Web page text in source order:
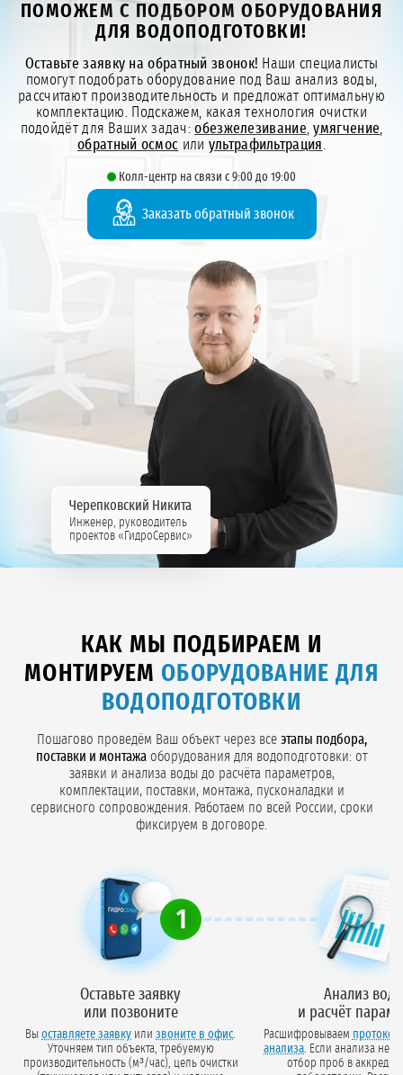
ПОМОЖЕМ С ПОДБОРОМ ОБОРУДОВАНИЯ
ДЛЯ ВОДОПОДГОТОВКИ!
Оставьте заявку на обратный звонок! Наши специалисты
помогут подобрать оборудование под Ваш анализ воды,
рассчитают производительность и предложат оптимальную
комплектацию. Подскажем, какая технология очистки
подойдёт для Ваших задач:обезжелезивание ,умягчение
обратный осмос или ультрафильтрация
Колл-центр на связи с 9:00 до 19:00
Заказать обратный звонок
Черепковский Никита
Инженер, руководитель
проектов «ГидроСервис»
КАК МЫ ПОДБИРАЕМ И
МОНТИРУЕМ ОБОРУДОВАНИЕ ДЛЯ
ВОДОПОДГОТОВКИ
Пошагово проведём Ваш объект через все этапы подбора,
поставки и монтажаоборудования для водоподготовки: от
заявки и анализа воды до расчёта параметров,
комплектации, поставки, монтажа, пусконаладки и
сервисного сопровождения. Работаем по всей России, сроки
фиксируем в договоре.
1
Оставьте заявку
или позвоните
Вы оставляете заявку или звоните в офис.
Уточняем тип объекта, требуемую
производительность (м³/час), цель очистки
Анализ
и расчёт
Расшифровываем протокол
анализа. Если анализа нет — организуем
отбор проб в